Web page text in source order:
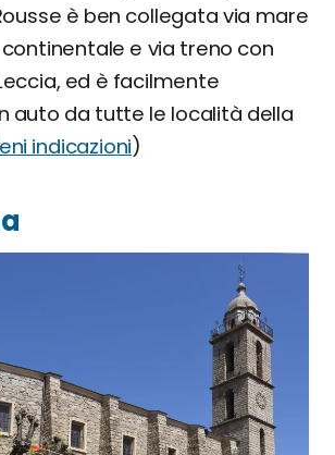
è ben collegata via mare
e via treno con
ed è facilmente
auto da tutte le località della
indicazioni)